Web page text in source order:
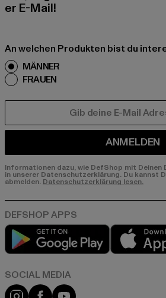
er E-Mail!
An welchen Produkten bist du
MÄNNER
FRAUEN
ANMELDEN
Informationen dazu, wie DefShop mit
in unserer Datenschutzerklärung. Du kannst
abmelden. Datenschutzerklärung lesen.
Play market
Instagram
FacebookYouTube